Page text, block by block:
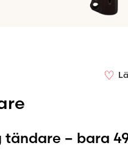
♡
tändare – bara